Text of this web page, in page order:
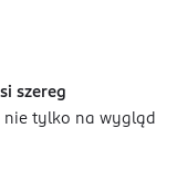
szereg
nie tylko na wygląd